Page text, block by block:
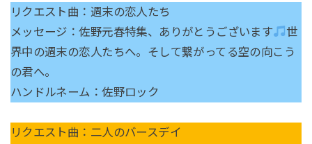
リクエスト曲：週末の恋人たち
メッセージ：佐野元春特集、ありがとうございます
世
界中の週末の恋人たちへ。そして繋がってる空の向こう
の君へ。
ハンドルネーム：佐野ロック
リクエスト曲：二人のバースデイ